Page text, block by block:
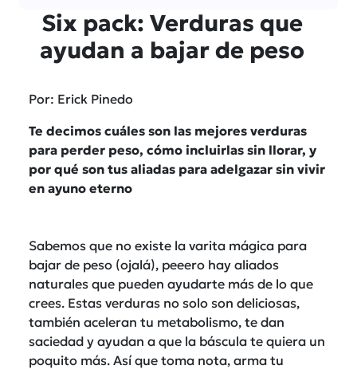
Six pack: Verduras que
ayudan a bajar de peso
Por: Erick Pinedo
Te decimos cuáles son las mejores verduras
para perder peso, cómo incluirlas sin llorar, y
por qué son tus aliadas para adelgazar sin vivir
en ayuno eterno
Sabemos que no existe la varita mágica para
bajar de peso (ojalá), peeero hay aliados
naturales que pueden ayudarte más de lo que
crees. Estas verduras no solo son deliciosas,
también aceleran tu metabolismo, te dan
saciedad y ayudan a que la báscula te quiera un
poquito más. Así que toma nota, arma tu